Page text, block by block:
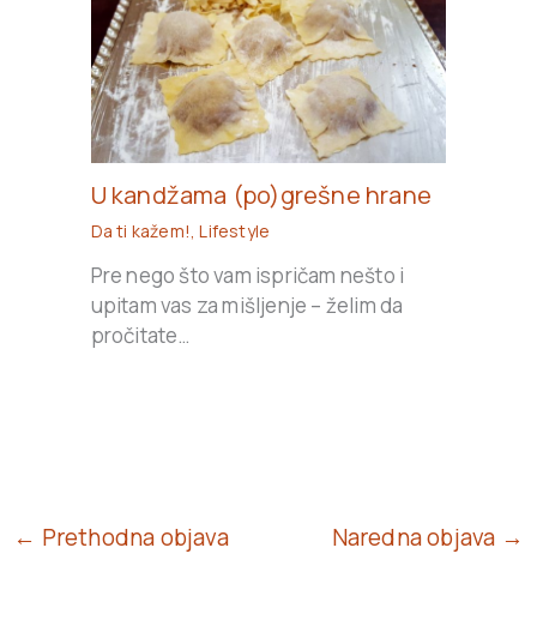
U kandžama (po)grešne hrane
Da ti kažem!,Lifestyle
Pre nego što vam ispričam nešto i
upitam vas za mišljenje – želim da
pročitate…
← Prethodna objava Naredna objava →